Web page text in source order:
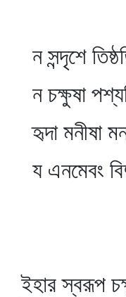
ন সন্দৃশে
ন চক্ষুষা
হৃদা মনীষা
য এনমেবং
ইহার স্বরূপ